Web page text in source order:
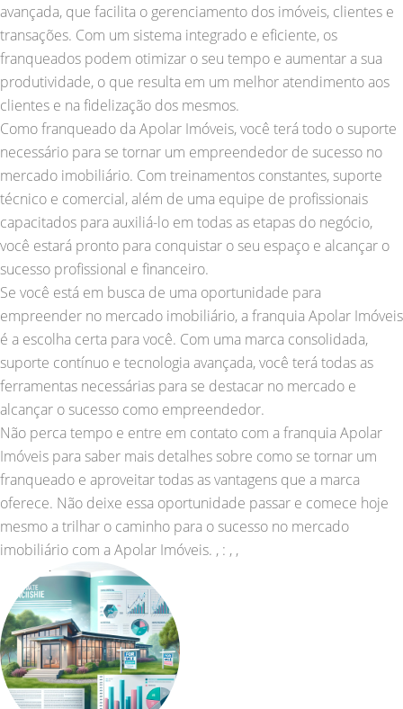
avançada, que facilita o gerenciamento dos imóveis, clientes e
transações. Com um sistema integrado e eficiente, os
franqueados podem otimizar o seu tempo e aumentar a sua
produtividade, o que resulta em um melhor atendimento aos
clientes e na fidelização dos mesmos.
Como franqueado da Apolar Imóveis, você terá todo o suporte
necessário para se tornar um empreendedor de sucesso no
mercado imobiliário. Com treinamentos constantes, suporte
técnico e comercial, além de uma equipe de profissionais
capacitados para auxiliá-lo em todas as etapas do negócio,
você estará pronto para conquistar o seu espaço e alcançar o
sucesso profissional e financeiro.
Se você está em busca de uma oportunidade para
empreender no mercado imobiliário, a franquia Apolar Imóveis
é a escolha certa para você. Com uma marca consolidada,
suporte contínuo e tecnologia avançada, você terá todas as
ferramentas necessárias para se destacar no mercado e
alcançar o sucesso como empreendedor.
Não perca tempo e entre em contato com a franquia Apolar
Imóveis para saber mais detalhes sobre como se tornar um
franqueado e aproveitar todas as vantagens que a marca
oferece. Não deixe essa oportunidade passar e comece hoje
mesmo a trilhar o caminho para o sucesso no mercado
imobiliário com a Apolar Imóveis. , : , ,